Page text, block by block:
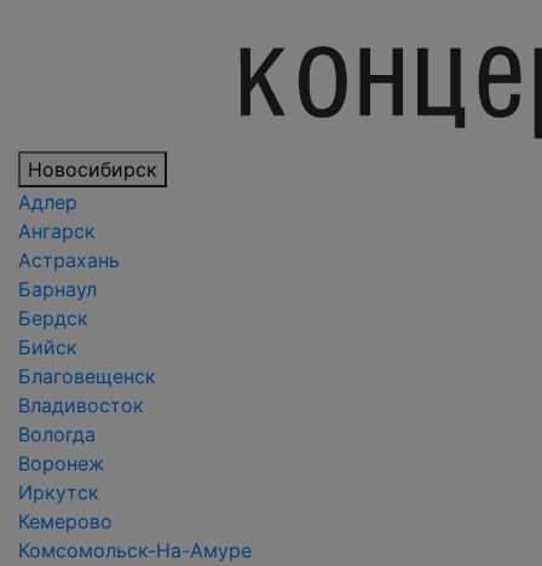
Новосибирск
Адлер
Ангарск
Астрахань
Барнаул
Бердск
Бийск
Благовещенск
Владивосток
Вологда
Воронеж
Иркутск
Кемерово
Комсомольск-На-Амуре